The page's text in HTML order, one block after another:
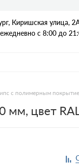
Киришская улица,
с 8:00 до
с полимерным
мм, цвет